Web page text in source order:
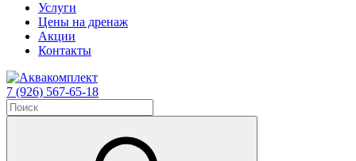
Услуги
Цены на дренаж
Акции
Контакты
7 (926) 567-65-18